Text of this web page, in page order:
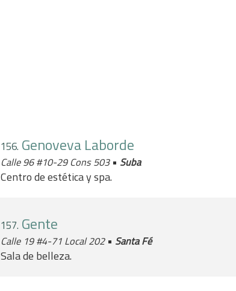
156. Genoveva Laborde
Calle 96 #10-29 Cons 503 • Suba
Centro de estética y spa.
157. Gente
Calle 19 #4-71 Local 202 • Santa Fé
Sala de belleza.